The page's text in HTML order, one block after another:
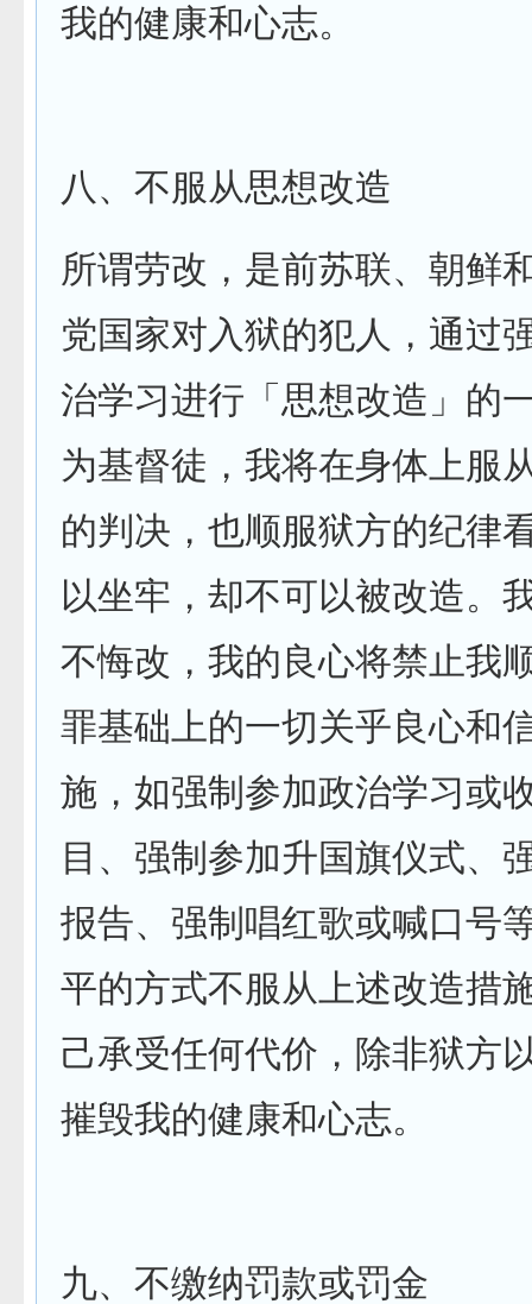
我的健康和心志。
八、不服从思想改造
所谓劳改，是前苏联、朝鲜
党国家对入狱的犯人，通过
治学习进行「思想改造」的
为基督徒，我将在身体上服
的判决，也顺服狱方的纪律
以坐牢，却不可以被改造。
不悔改，我的良心将禁止我
罪基础上的一切关乎良心和
施，如强制参加政治学习或
目、强制参加升国旗仪式、
报告、强制唱红歌或喊口号
平的方式不服从上述改造措
己承受任何代价，除非狱方
摧毁我的健康和心志。
九、不缴纳罚款或罚金